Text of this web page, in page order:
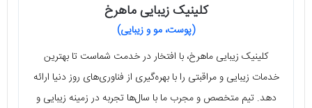
کلینیک زیبایی ماهرخ
(پوست، مو و زیبایی)
کلینیک زیبایی ماهرخ، با افتخار در خدمت شماست تا بهترین
خدمات زیبایی و مراقبتی را با بهره‌گیری از فناوری‌های روز دنیا ارائه
دهد. تیم متخصص و مجرب ما با سال‌ها تجربه در زمینه زیبایی و